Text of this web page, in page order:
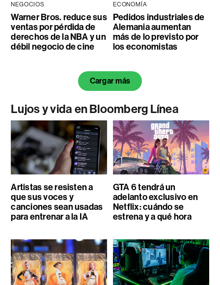
NEGOCIOS
Warner Bros. reduce sus
ventas por pérdida de
derechos de la NBA y un
débil negocio de cine
ECONOMÍA
Pedidos industriales de
Alemania aumentan
más de lo previsto por
los economistas
Cargar más
Lujos y vida en Bloomberg Línea
Artistas se resisten a
que sus voces y
canciones sean usadas
para entrenar a la IA
GTA 6 tendrá un
adelanto exclusivo en
Netflix: cuándo se
estrena y a qué hora